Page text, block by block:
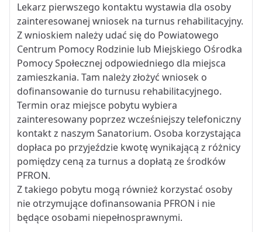
Lekarz pierwszego kontaktu wystawia dla osoby
zainteresowanej wniosek na turnus rehabilitacyjny.
Z wnioskiem należy udać się do Powiatowego
Centrum Pomocy Rodzinie lub Miejskiego Ośrodka
Pomocy Społecznej odpowiedniego dla miejsca
zamieszkania. Tam należy złożyć wniosek o
dofinansowanie do turnusu rehabilitacyjnego.
Termin oraz miejsce pobytu wybiera
zainteresowany poprzez wcześniejszy telefoniczny
kontakt z naszym Sanatorium. Osoba korzystająca
dopłaca po przyjeździe kwotę wynikającą z różnicy
pomiędzy ceną za turnus a dopłatą ze środków
PFRON.
Z takiego pobytu mogą również korzystać osoby
nie otrzymujące dofinansowania PFRON i nie
będące osobami niepełnosprawnymi.